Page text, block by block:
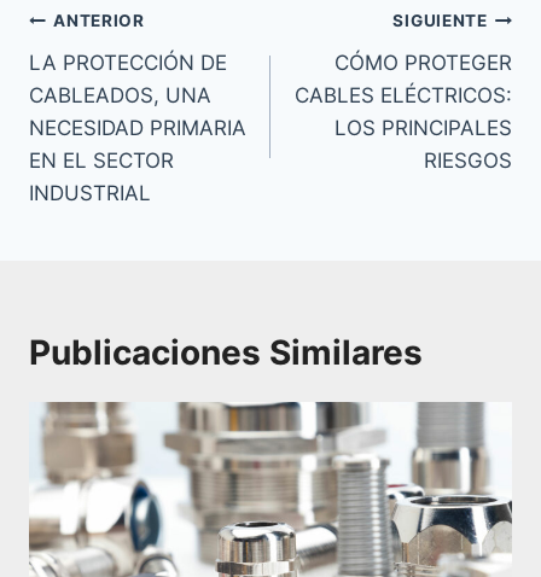
Navegación
de
entradas
ANTERIOR
LA PROTECCIÓN DE
CABLEADOS, UNA
NECESIDAD PRIMARIA
EN EL SECTOR
INDUSTRIAL
SIGUIENTE
CÓMO PROTEGER
CABLES ELÉCTRICOS:
LOS PRINCIPALES
RIESGOS
Publicaciones Similares